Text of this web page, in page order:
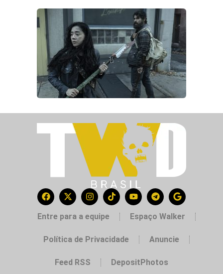
Entre para a equipe Espaço Walker
Política de Privacidade Anuncie
Feed RSS DepositPhotos